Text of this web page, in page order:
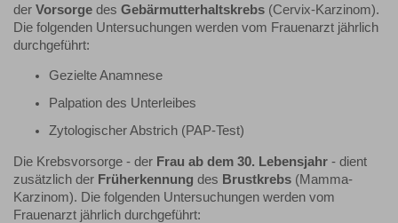
der Vorsorge des Gebärmutterhaltskrebs (Cervix-Karzinom).
Die folgenden Untersuchungen werden vom Frauenarzt jährlich
durchgeführt:
Gezielte Anamnese
Palpation des Unterleibes
Zytologischer Abstrich (PAP-Test)
Die Krebsvorsorge - der Frau ab dem 30. Lebensjahr - dient
zusätzlich der Früherkennung des Brustkrebs (Mamma-
Karzinom). Die folgenden Untersuchungen werden vom
Frauenarzt jährlich durchgeführt: